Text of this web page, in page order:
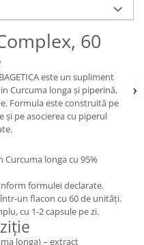
60
este un supliment
Curcuma longa și piperină,
Formula este construită pe
pe asocierea cu piperul
longa cu 95%
formulei declarate.
un flacon cu 60 de unități.
cu 1-2 capsule pe zi.
longa) – extract